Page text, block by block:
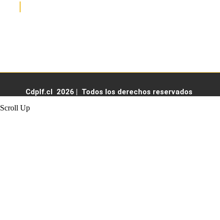
Cdplf.cl 2026 | Todos los derechos reservados
Scroll Up